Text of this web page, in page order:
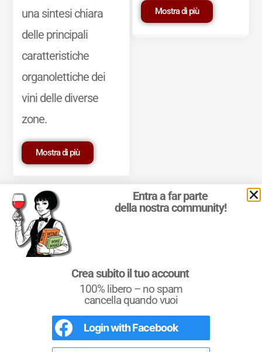
una sintesi chiara
delle principali
caratteristiche
organolettiche dei
vini delle diverse
zone.
Mostra di più
Mostra di più
Marchio Reg. | P.IVA 03921390245
Condizioni d'uso|Privacy Policy|Cookie Policy
cookie
L'Italia del Vino
Nel libro leRegioni del Vino d’Italiacon
Entra a far parte
della nostra community!
Crea subito il tuo account
100% libero – no spam
cancella quando vuoi
Login withFacebook